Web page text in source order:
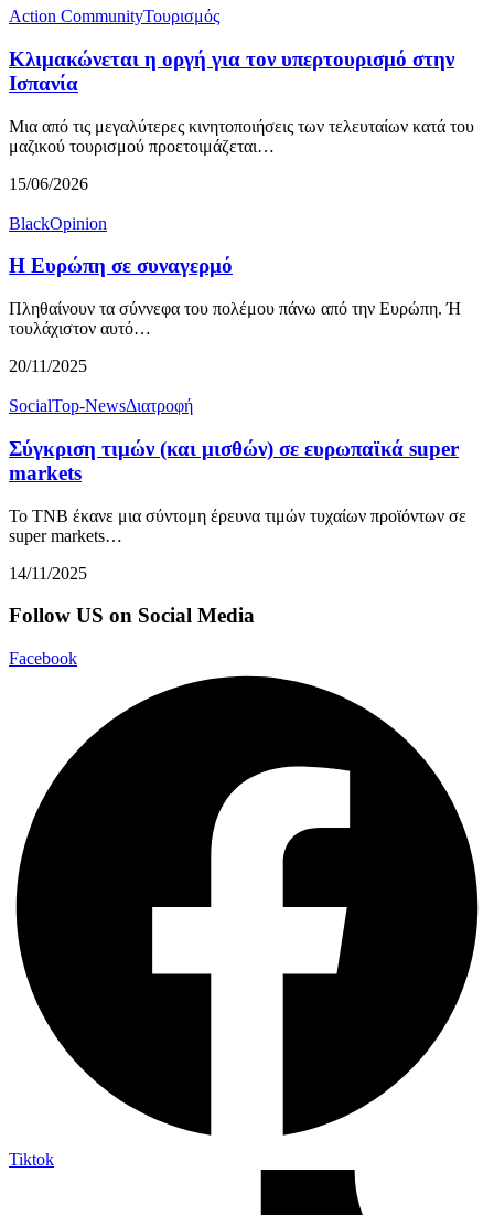
Action CommunityΤουρισμός
Κλιμακώνεται η οργή για τον υπερτουρισμό στην
Ισπανία
Μια από τις μεγαλύτερες κινητοποιήσεις των τελευταίων κατά του
μαζικού τουρισμού προετοιμάζεται…
15/06/2026
BlackOpinion
Η Ευρώπη σε συναγερμό
Πληθαίνουν τα σύννεφα του πολέμου πάνω από την Ευρώπη. Ή
τουλάχιστον αυτό…
20/11/2025
SocialTop-NewsΔιατροφή
Σύγκριση τιμών (και μισθών) σε ευρωπαϊκά super
markets
Το TNB έκανε μια σύντομη έρευνα τιμών τυχαίων προϊόντων σε
super markets…
14/11/2025
Follow US on Social Media
Facebook
Tiktok